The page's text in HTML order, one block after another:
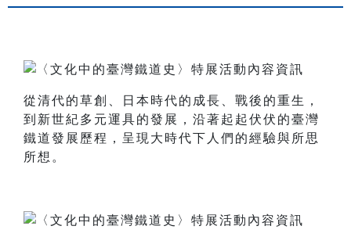
從清代的草創、日本時代的成長、戰後的重生，
到新世紀多元運具的發展，沿著起起伏伏的臺灣
鐵道發展歷程，呈現大時代下人們的經驗與所思
所想。